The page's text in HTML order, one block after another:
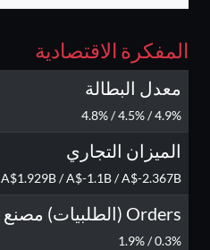
المفكرة الاقتصادية
معدل البطالة
4.9% / 4.5% / 4.8%
الميزان التجاري
A$1.929B / A$-1.1B / A$-2.367B
Orders (الطلبيات) مصنع (شهريا)
0.3% / 1.9%